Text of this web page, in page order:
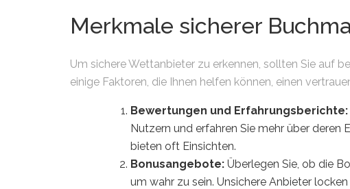
Merkmale sicherer
Um sichere Wettanbieter zu erkennen, sollten Sie auf
einige Faktoren, die Ihnen helfen können, einen
Bewertungen und Erfahrungsberichte:
Nutzern und erfahren Sie mehr über deren
bieten oft Einsichten.
Bonusangebote: Überlegen Sie, ob die
um wahr zu sein. Unsichere Anbieter